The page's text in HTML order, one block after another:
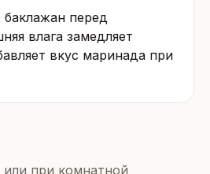
перед
влага замедляет
вкус маринада при
при комнатной